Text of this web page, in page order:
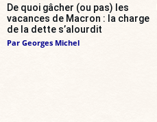
De quoi gâcher (ou pas) les
vacances de Macron : la charge
de la dette s’alourdit
Par Georges Michel